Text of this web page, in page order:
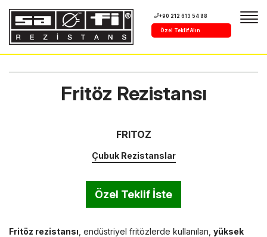
+90 212 613 54 88
Özel Teklif Alın
Fritöz Rezistansı
FRITOZ
Çubuk Rezistanslar
Özel Teklif İste
Fritöz rezistansı , endüstriyel fritözlerde kullanılan, yüksek